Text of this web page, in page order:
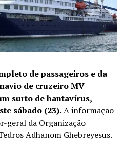
de passageiros e da
de cruzeiro MV
surto de hantavírus,
sábado (23).A informação
geral da Organização
Adhanom Ghebreyesus.